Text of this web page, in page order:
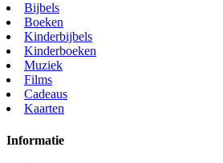
Bijbels
Boeken
Kinderbijbels
Kinderboeken
Muziek
Films
Cadeaus
Kaarten
Informatie